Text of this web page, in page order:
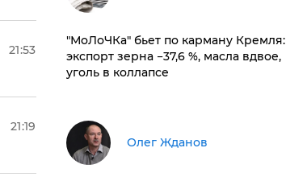
21:53
21:19
​"МоЛоЧКа" бьет по карману Кремля:
экспорт зерна −37,6 %, масла вдвое,
уголь в коллапсе
Олег Жданов